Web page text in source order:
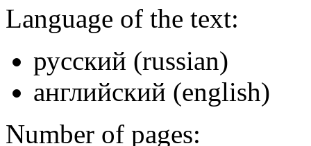
Language of the text:
русский (russian)
английский (english)
Number of pages: